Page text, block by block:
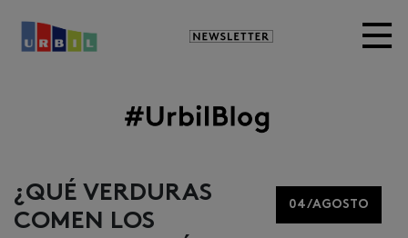
Newsletter
¿QUÉ VERDURAS
COMEN LOS
04/AGOSTO